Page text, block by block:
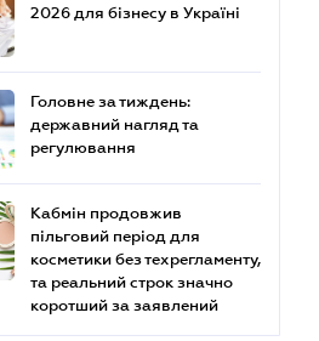
2026 для бізнесу в Україні
Головне за тиждень:
державний нагляд та
регулювання
Кабмін продовжив
пільговий період для
косметики без техрегламенту,
та реальний строк значно
коротший за заявлений